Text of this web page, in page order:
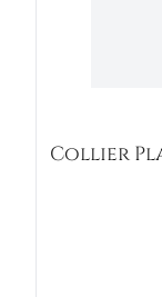
Collier